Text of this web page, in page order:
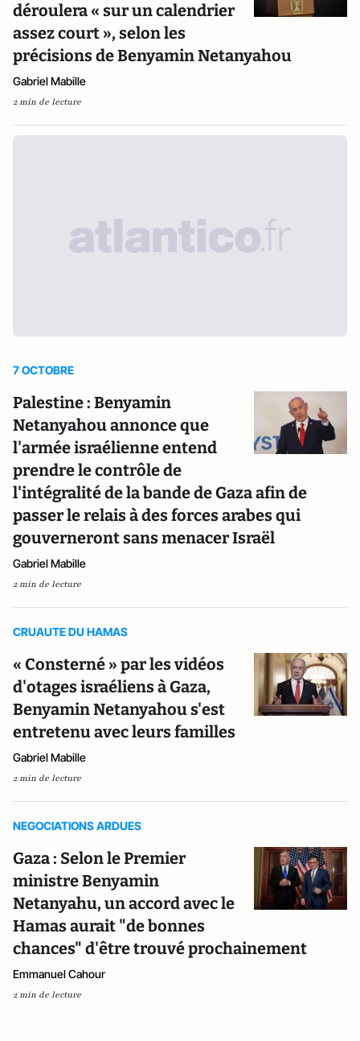
déroulera « sur un calendrier
assez court », selon les
précisions de Benyamin Netanyahou
Gabriel Mabille
2 min de lecture
7 OCTOBRE
Palestine : Benyamin
Netanyahou annonce que
l'armée israélienne entend
prendre le contrôle de
l'intégralité de la bande de Gaza afin de
passer le relais à des forces arabes qui
gouverneront sans menacer Israël
Gabriel Mabille
2 min de lecture
CRUAUTE DU HAMAS
« Consterné » par les vidéos
d'otages israéliens à Gaza,
Benyamin Netanyahou s'est
entretenu avec leurs familles
Gabriel Mabille
2 min de lecture
NEGOCIATIONS ARDUES
Gaza : Selon le Premier
ministre Benyamin
Netanyahu, un accord avec le
Hamas aurait "de bonnes
chances" d'être trouvé prochainement
Emmanuel Cahour
2 min de lecture